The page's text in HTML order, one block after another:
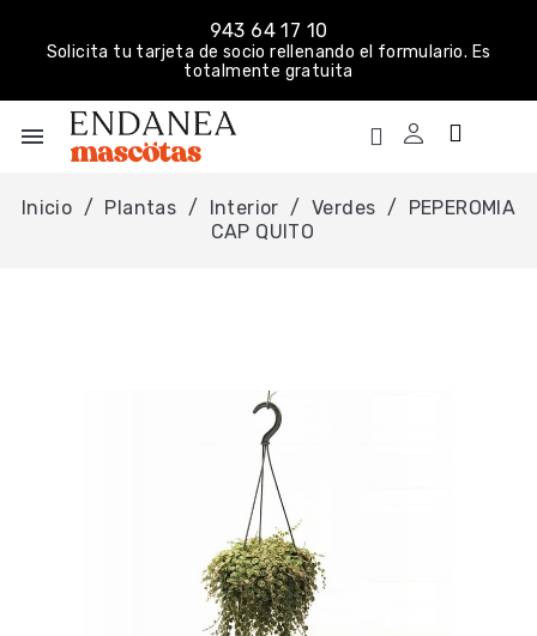
943 64 17 10
Solicita tu tarjeta de socio rellenando el formulario. Es
totalmente gratuita
menu
Inicio Plantas Interior Verdes
PEPEROMIA
CAP QUITO